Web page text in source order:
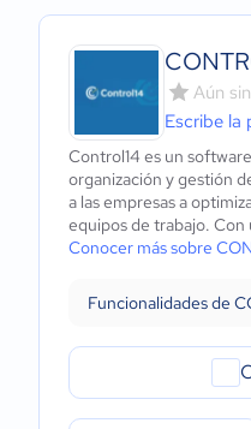
Aún
Escribe la
Control14 es un
organización y gestión
a las empresas a
equipos de trabajo.
Conocer más sobre
Funcionalidades de